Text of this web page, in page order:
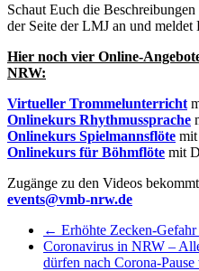
Schaut Euch die
der Seite der LMJ an und meldet
Hier noch vier Online-
NRW:
Virtueller Trommelunterricht
Onlinekurs Rhythmussprache
Onlinekurs Spielmannsflöte mit
Onlinekurs für Böhmflöte mit
Zugänge zu den Videos
events@vmb-nrw.de
← Erhöhte Zecken-
Coronavirus in NRW –
dürfen nach Corona-